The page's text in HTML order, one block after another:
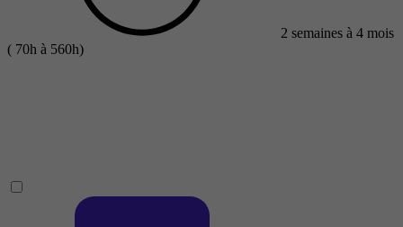
2 semaines à 4 mois
( 70h à 560h)